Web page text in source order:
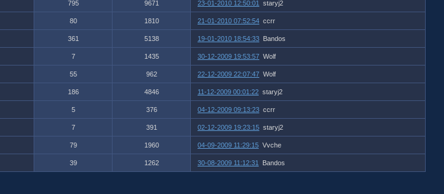
795 9671 23-01-2010 12:50:01 staryj2
80 1810 21-01-2010 07:52:54 ccrr
361 5138 19-01-2010 18:54:33 Bandos
7 1435 30-12-2009 19:53:57 Wolf
55 962 22-12-2009 22:07:47 Wolf
186 4846 11-12-2009 00:01:22 staryj2
5 376 04-12-2009 09:13:23 ccrr
7 391 02-12-2009 19:23:15 staryj2
79 1960 04-09-2009 11:29:15 Vvche
39 1262 30-08-2009 11:12:31 Bandos